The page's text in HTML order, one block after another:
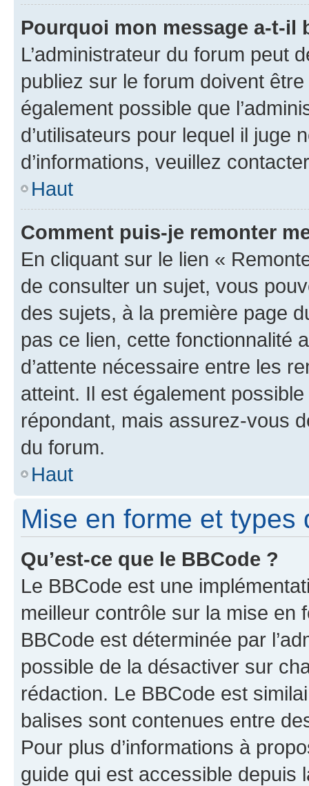
Pourquoi mon message a-t-il
L’administrateur du forum peut
publiez sur le forum doivent
également possible que
d’utilisateurs pour lequel il juge
d’informations, veuillez
Haut
Comment puis-je remonter
En cliquant sur le lien «
de consulter un sujet, vous
des sujets, à la première page
pas ce lien, cette fonctionnalité
d’attente nécessaire entre les
atteint. Il est également
répondant, mais assurez-vous
du forum.
Haut
Mise en forme et types
Qu’est-ce que le BBCode ?
Le BBCode est une
meilleur contrôle sur la mise en
BBCode est déterminée par
possible de la désactiver sur
rédaction. Le BBCode est
balises sont contenues entre
Pour plus d’informations à
guide qui est accessible depuis